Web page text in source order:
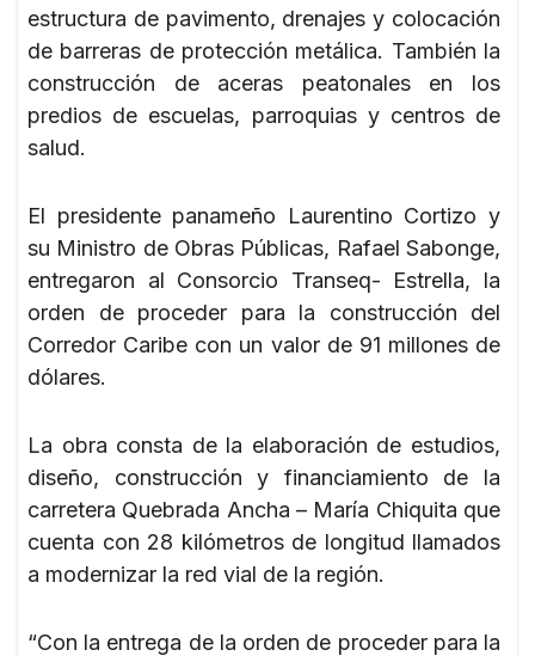
estructura de pavimento, drenajes y colocación
de barreras de protección metálica. También la
construcción de aceras peatonales en los
predios de escuelas, parroquias y centros de
salud.
El presidente panameño Laurentino Cortizo y
su Ministro de Obras Públicas, Rafael Sabonge,
entregaron al Consorcio Transeq- Estrella, la
orden de proceder para la construcción del
Corredor Caribe con un valor de 91 millones de
dólares.
La obra consta de la elaboración de estudios,
diseño, construcción y financiamiento de la
carretera Quebrada Ancha – María Chiquita que
cuenta con 28 kilómetros de longitud llamados
a modernizar la red vial de la región.
“Con la entrega de la orden de proceder para la